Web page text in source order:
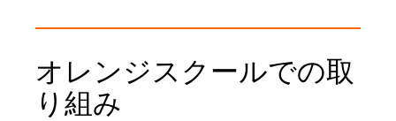
オレンジスクールでの取
り組み